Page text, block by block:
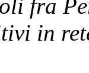
fra
in